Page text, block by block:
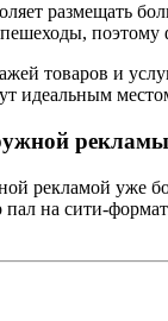
размещать
пешеходы,
товаров и
идеальным
рекламой уже
на сити-